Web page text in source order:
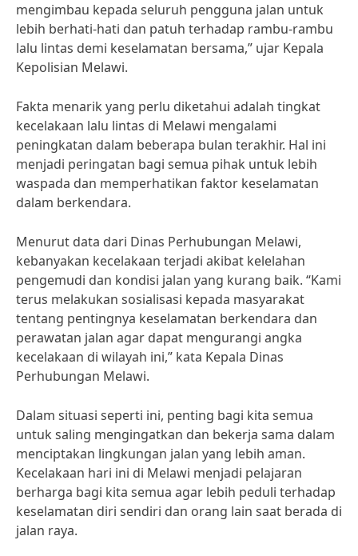
mengimbau kepada seluruh pengguna jalan untuk
lebih berhati-hati dan patuh terhadap rambu-rambu
lalu lintas demi keselamatan bersama,” ujar Kepala
Kepolisian Melawi.
Fakta menarik yang perlu diketahui adalah tingkat
kecelakaan lalu lintas di Melawi mengalami
peningkatan dalam beberapa bulan terakhir. Hal ini
menjadi peringatan bagi semua pihak untuk lebih
waspada dan memperhatikan faktor keselamatan
dalam berkendara.
Menurut data dari Dinas Perhubungan Melawi,
kebanyakan kecelakaan terjadi akibat kelelahan
pengemudi dan kondisi jalan yang kurang baik. “Kami
terus melakukan sosialisasi kepada masyarakat
tentang pentingnya keselamatan berkendara dan
perawatan jalan agar dapat mengurangi angka
kecelakaan di wilayah ini,” kata Kepala Dinas
Perhubungan Melawi.
Dalam situasi seperti ini, penting bagi kita semua
untuk saling mengingatkan dan bekerja sama dalam
menciptakan lingkungan jalan yang lebih aman.
Kecelakaan hari ini di Melawi menjadi pelajaran
berharga bagi kita semua agar lebih peduli terhadap
keselamatan diri sendiri dan orang lain saat berada di
jalan raya.